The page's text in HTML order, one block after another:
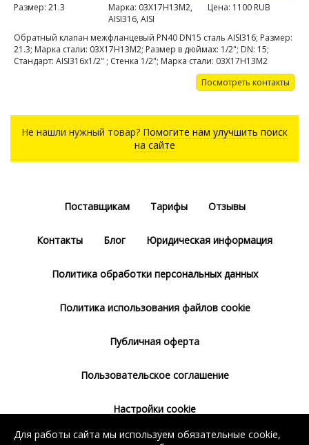
Размер: 21.3 Марка: 03Х17Н13М2,
AISI316, AISI
Цена: 1100 RUB
Обратный клапан межфланцевый PN40 DN15 сталь AISI316; Размер:
21.3; Марка стали: 03Х17Н13М2; Размер в дюймах: 1/2"; DN: 15;
Стандарт: AISI316х1/2" ; Стенка 1/2"; Марка стали: 03Х17Н13М2
Посмотреть контакты
Не нашли нужный товар? Помогите нам улучшить поиск
на сайте
Поставщикам Тарифы Отзывы
Контакты Блог Юридическая информация
Политика обработки персональных данных
Политика использования файлов cookie
Публичная оферта
Пользовательское соглашение
Настройки cookie
Для работы сайта мы используем обязательные cookie,